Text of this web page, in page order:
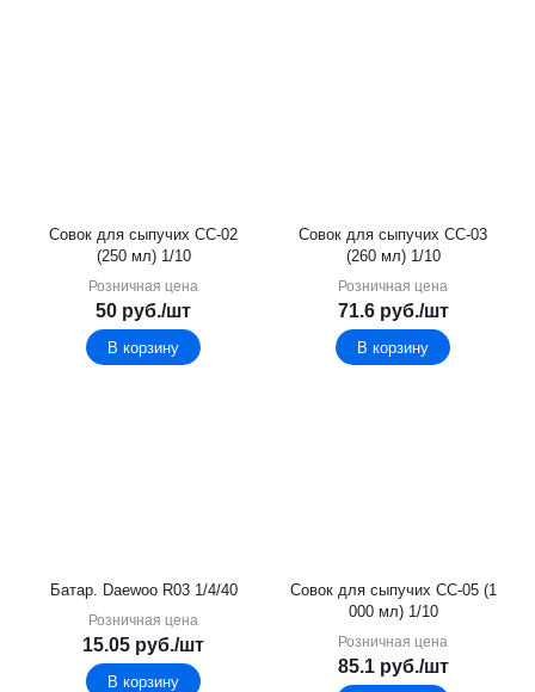
Совок для сыпучих СС-02
(250 мл) 1/10
Розничная цена
50 руб./шт
В корзину
Совок для сыпучих СС-03
(260 мл) 1/10
Розничная цена
71.6руб./шт
В корзину
Батар. Daewoo R03 1/4/40
Розничная цена
15.05 руб./шт
В корзину
Совок для сыпучих СС-05 (1
000 мл) 1/10
Розничная цена
85.1руб./шт